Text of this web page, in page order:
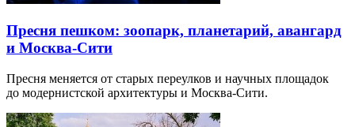
Пресня пешком: зоопарк, планетарий, авангард
и Москва-Сити
Пресня меняется от старых переулков и научных площадок
до модернистской архитектуры и Москва-Сити.